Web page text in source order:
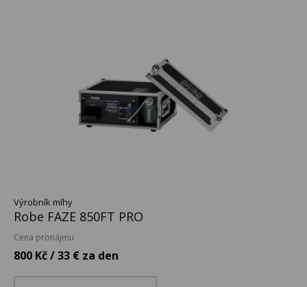
Výrobník mlhy
Robe FAZE 850FT PRO
Cena pronájmu
800 Kč / 33 € za den